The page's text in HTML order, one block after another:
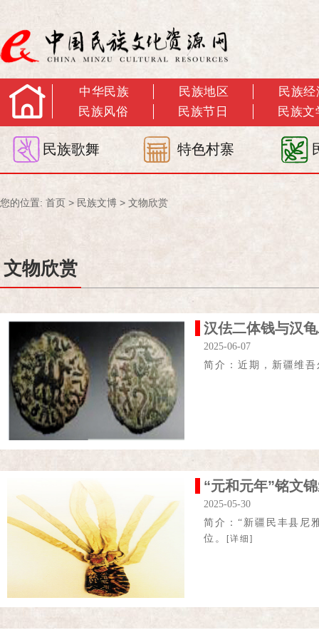
中华民族 民族地区
民族经
民族风俗
民族节日 民族文
民族歌舞 特色村寨
您的位置: 首页 > 民族文博 > 文物欣赏
文物欣赏
汉佉二体钱与汉
2025-06-07
简介：近期，新疆维
“元和元年”铭文
2025-05-30
简介：“新疆民丰县尼
位。
[详细]